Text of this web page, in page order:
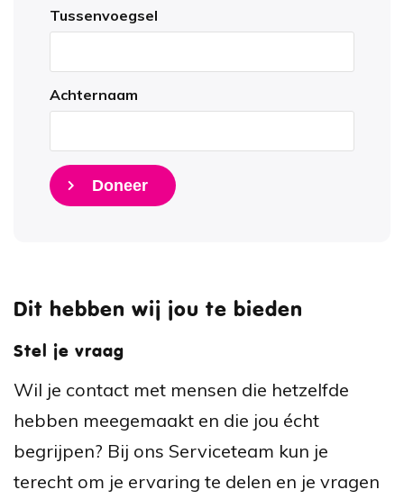
Tussenvoegsel
Achternaam
Doneer
Dit hebben wij jou te bieden
Stel je vraag
Wil je contact met mensen die hetzelfde
hebben meegemaakt en die jou écht
begrijpen? Bij ons Serviceteam kun je
terecht om je ervaring te delen en je vragen